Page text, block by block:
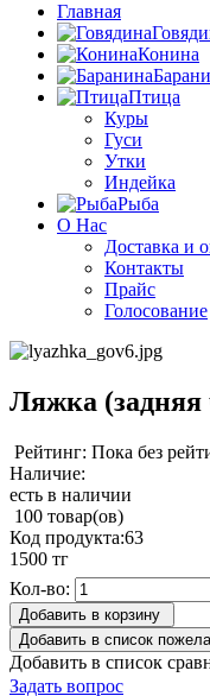
Главная
Конина
Птица
Куры
Гуси
Утки
Индейка
Рыба
О Нас
Доставка и
Контакты
Прайс
Голосование
Ляжка (задняя
Рейтинг: Пока без
Наличие:
есть в наличии
100 товар(ов)
Код продукта:63
1500 тг
Кол-во:
Добавить в корзину
Добавить в список
Добавить в список
Задать вопрос